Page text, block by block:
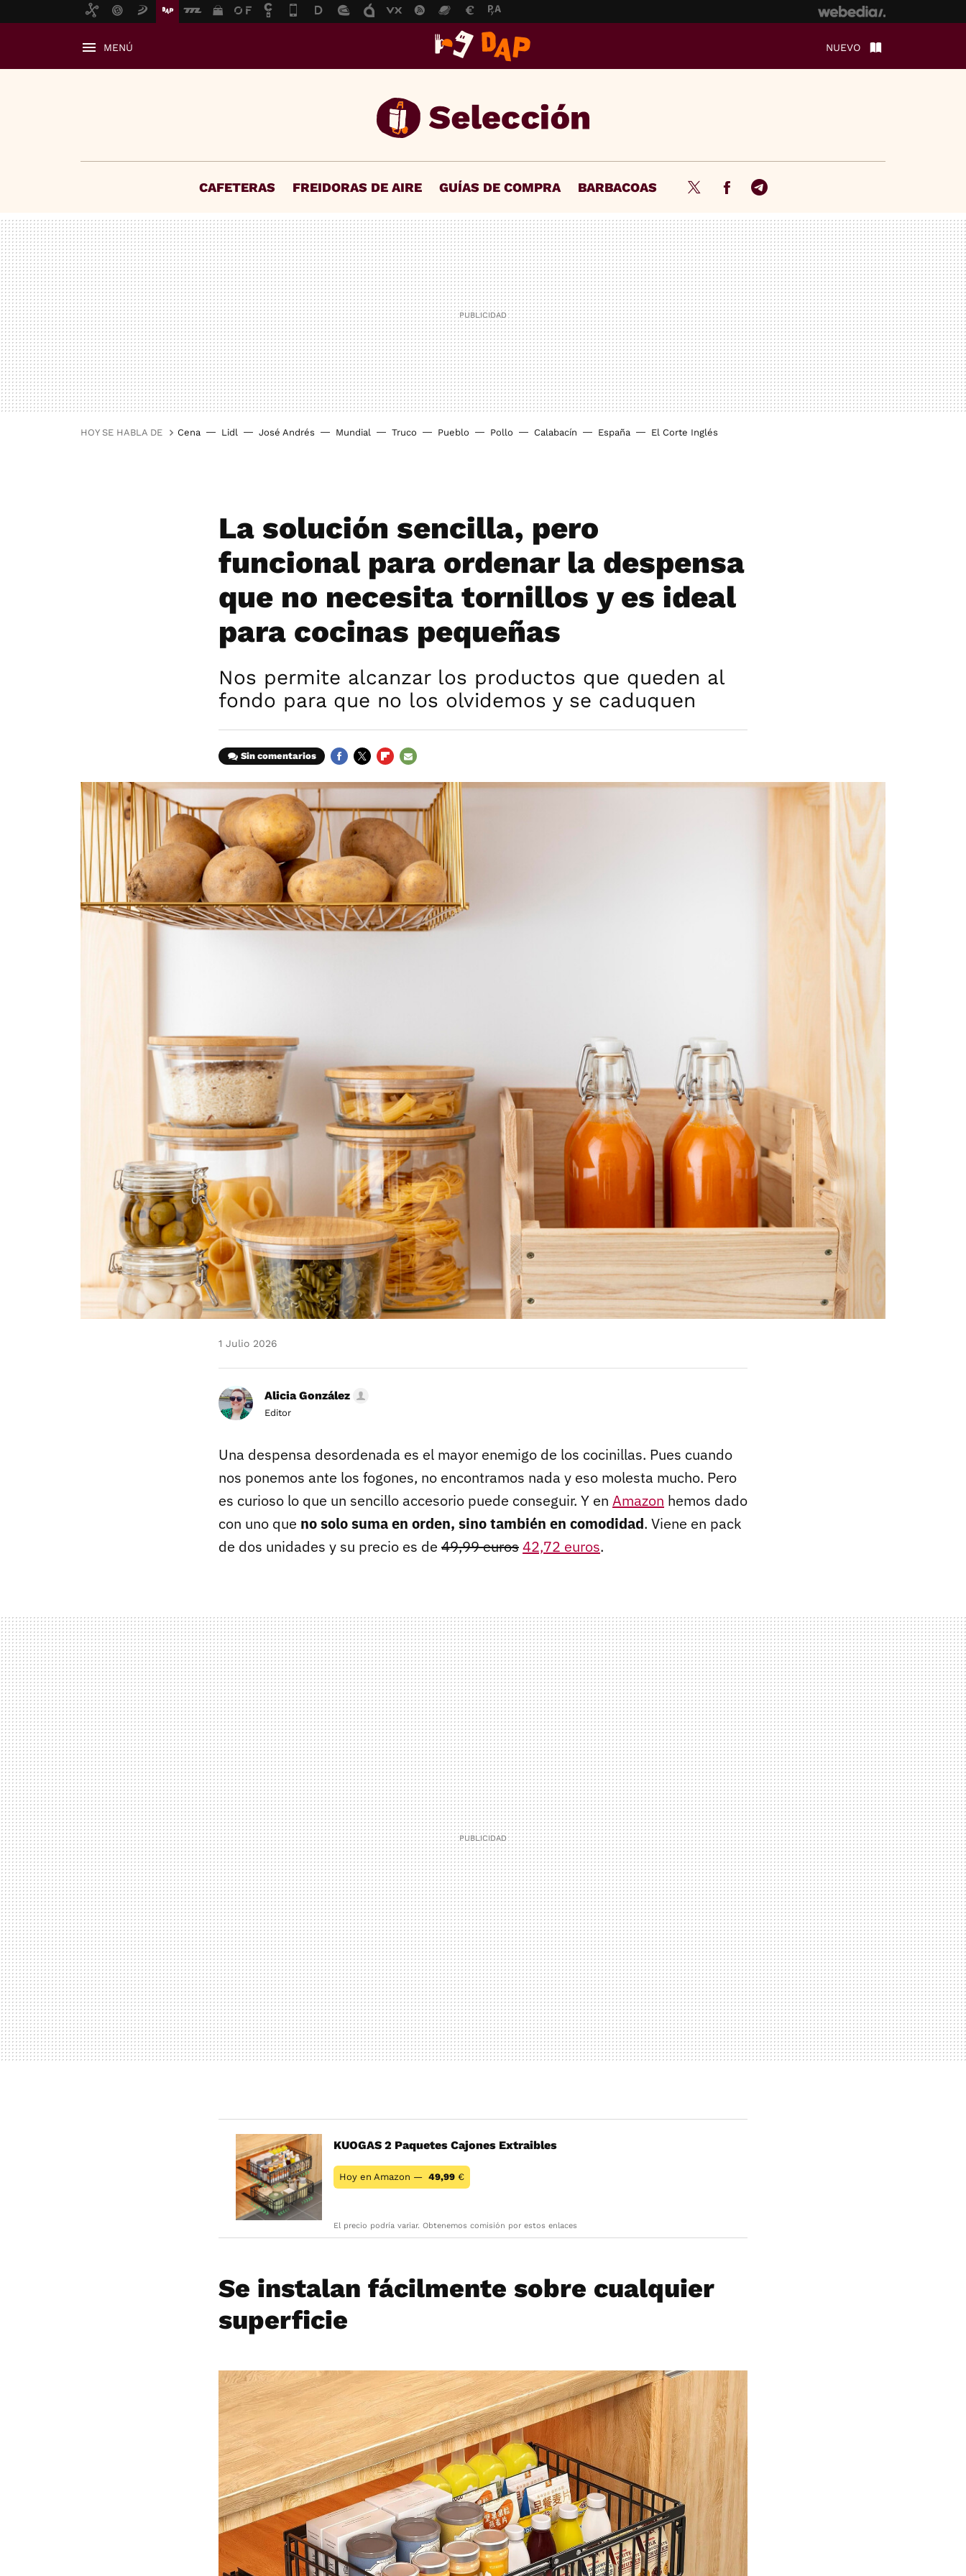
MENÚ NUEVO
CAFETERAS FREIDORAS DE AIRE GUÍAS DE COMPRA BARBACOAS Twitter FacebookTelegram
HOY SE HABLA DE Cena Lidl José Andrés Mundial Truco Pueblo Pollo Calabacín España El Corte Inglés
La solución sencilla, pero
funcional para ordenar la despensa
que no necesita tornillos y es ideal
para cocinas pequeñas
Nos permite alcanzar los productos que queden al
fondo para que no los olvidemos y se caduquen
Sin comentarios
MAIL
1 Julio 2026
Alicia González
Editor
Una despensa desordenada es el mayor enemigo de los cocinillas. Pues cuando
nos ponemos ante los fogones, no encontramos nada y eso molesta mucho. Pero
es curioso lo que un sencillo accesorio puede conseguir. Y en Amazon hemos dado
con uno que no solo suma en orden, sino también en comodidad. Viene en pack
de dos unidades y su precio es de 49,99 euros42,72 euros.
KUOGAS 2 Paquetes Cajones Extraibles
Hoy en Amazon — 49,99 €
El precio podría variar. Obtenemos comisión por estos enlaces
Se instalan fácilmente sobre cualquier
superficie